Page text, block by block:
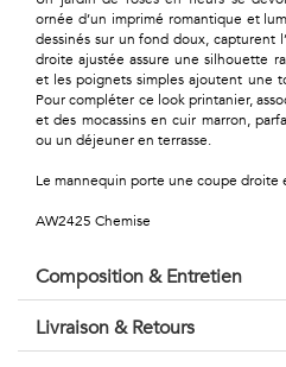
Urbain
Voyages
Voir
tout
ornée d’un imprimé romantique et
dessinés sur un fond doux, capturent
droite ajustée assure une silhouette
et les poignets simples ajoutent une
Pour compléter ce look printanier,
et des mocassins en cuir marron,
ou un déjeuner en terrasse.
Le mannequin porte une coupe droite
AW2425 Chemise
Composition & Entretien
Livraison & Retours